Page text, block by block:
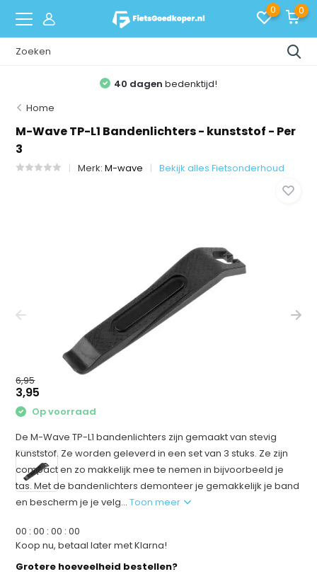
0 0
40 dagen bedenktijd!
Home
M-Wave TP-L1 Bandenlichters - kunststof - Per
3
Merk:M-wave Bekijk alles Fietsonderhoud
6,95
3,95
Op voorraad
De M-Wave TP-L1 bandenlichters zijn gemaakt van stevig
kunststof. Ze worden geleverd in een set van 3 stuks. Ze zijn
compact en zo makkelijk mee te nemen in bijvoorbeeld je
tas. Met de bandenlichters demonteer je gemakkelijk je band
en bescherm je je velg...Toon meer
00 :00 :00 :00
Koop nu, betaal later met Klarna!
Grotere hoeveelheid bestellen?